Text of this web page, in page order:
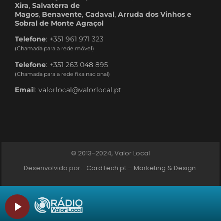
Xira, Salvaterra de
Magos, Benavente, Cadaval, Arruda dos Vinhos e
Sobral de Monte Agraçol
Telefone: +351 961 971 323
(Chamada para a rede móvel)
Telefone: +351 263 048 895
(Chamada para a rede fixa nacional)
Email: valorlocal@valorlocal.pt
© 2013-2024, Valor Local
Desenvolvido por: CordTech.pt – Marketing & Design